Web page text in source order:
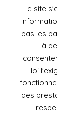
Le site
pas les
à
loi
des